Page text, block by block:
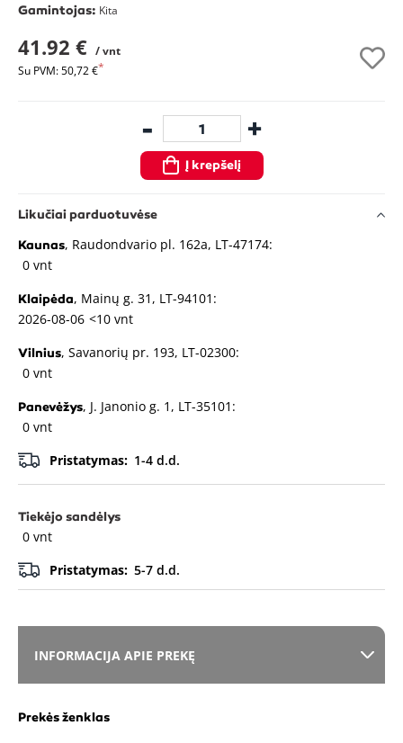
Gamintojas: Kita
41.92 € / vnt
Su PVM: 50,72 €
- +
Į krepšelį
Likučiai parduotuvėse
Kaunas, Raudondvario pl. 162a, LT-47174:
0 vnt
Klaipėda, Mainų g. 31, LT-94101:
2026-08-06 <10 vnt
Vilnius, Savanorių pr. 193, LT-02300:
0 vnt
Panevėžys, J. Janonio g. 1, LT-35101:
0 vnt
Pristatymas: 1-4 d.d.
Tiekėjo sandėlys
0 vnt
Pristatymas: 5-7 d.d.
INFORMACIJA APIE PREKĘ
Prekės ženklas